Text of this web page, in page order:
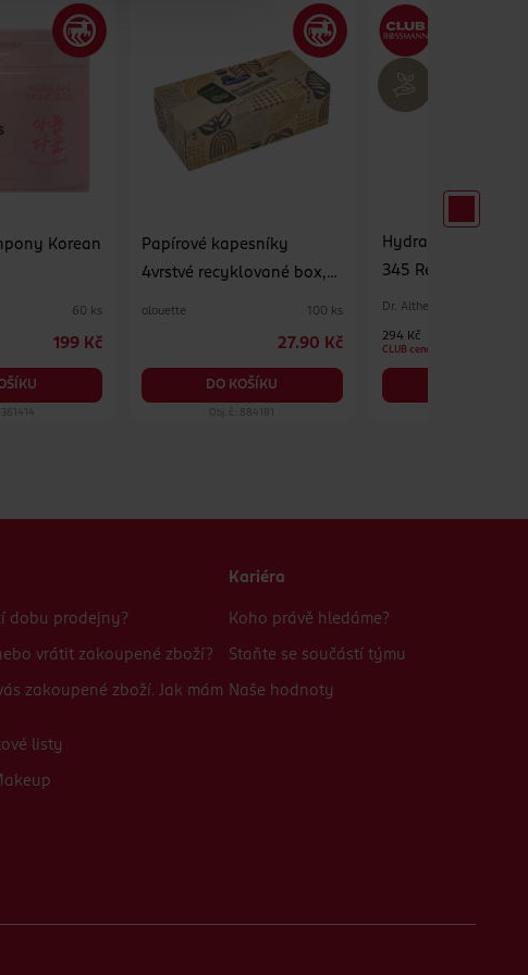
Korean
60 ks
199 Kč
Papírové kapesníky
4vrstvé recyklované box,
alouette 100 ks
27.90 Kč
DO KOŠÍKU
Obj. č.: 884181
Hydratační
345 Relief Cream
Dr. Althea
294 Kč
CLUB cena
dobu prodejny?
vrátit zakoupené zboží?
zakoupené zboží. Jak mám
listy
Kariéra
Koho právě hledáme?
Staňte se součástí týmu
Naše hodnoty